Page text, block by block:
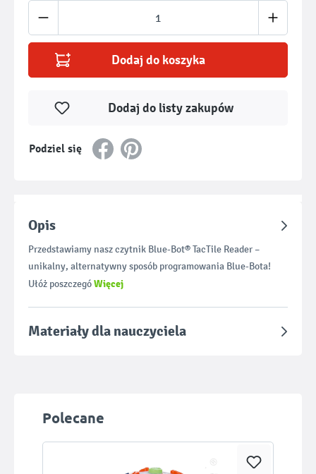
Ilość produktu: Wprowadź żądaną ilość
Dodaj do koszyka
Podziel się
Dodaj do listy zakupów
Opis
Przedstawiamy nasz czytnik Blue-Bot® TacTile Reader –
unikalny, alternatywny sposób programowania Blue-Bota!
Ułóż poszczegóWięcej
Materiały dla nauczyciela
Pomiń galerię produktów
Polecane